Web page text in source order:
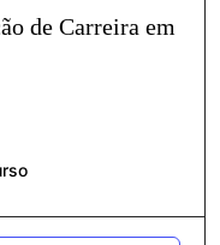
de Carreira em